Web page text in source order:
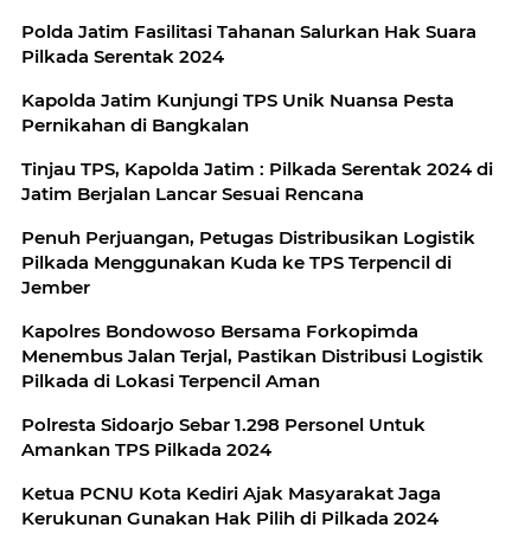
Polda Jatim Fasilitasi Tahanan Salurkan Hak Suara
Pilkada Serentak 2024
Kapolda Jatim Kunjungi TPS Unik Nuansa Pesta
Pernikahan di Bangkalan
Tinjau TPS, Kapolda Jatim : Pilkada Serentak 2024 di
Jatim Berjalan Lancar Sesuai Rencana
Penuh Perjuangan, Petugas Distribusikan Logistik
Pilkada Menggunakan Kuda ke TPS Terpencil di
Jember
Kapolres Bondowoso Bersama Forkopimda
Menembus Jalan Terjal, Pastikan Distribusi Logistik
Pilkada di Lokasi Terpencil Aman
Polresta Sidoarjo Sebar 1.298 Personel Untuk
Amankan TPS Pilkada 2024
Ketua PCNU Kota Kediri Ajak Masyarakat Jaga
Kerukunan Gunakan Hak Pilih di Pilkada 2024